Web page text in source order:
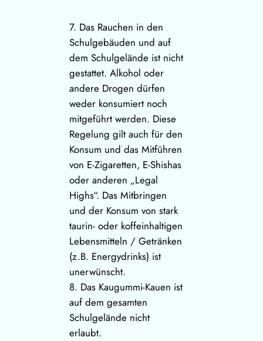
7. Das Rauchen in den
Schulgebäuden und auf
dem Schulgelände ist nicht
gestattet. Alkohol oder
andere Drogen dürfen
weder konsumiert noch
mitgeführt werden. Diese
Regelung gilt auch für den
Konsum und das Mitführen
von E-Zigaretten, E-Shishas
oder anderen „Legal
Highs“. Das Mitbringen
und der Konsum von stark
taurin- oder koffeinhaltigen
Lebensmitteln / Getränken
(z.B. Energydrinks) ist
unerwünscht.
8. Das Kaugummi-Kauen ist
auf dem gesamten
Schulgelände nicht
erlaubt.